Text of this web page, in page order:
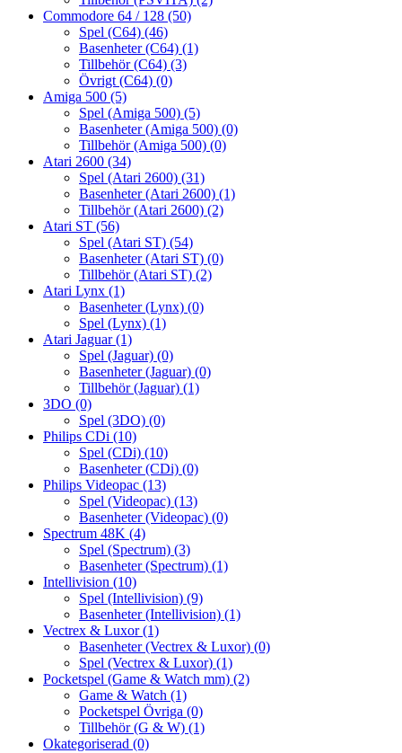
Commodore 64 / 128 (50)
Spel (C64) (46)
Basenheter (C64) (1)
Tillbehör (C64) (3)
Övrigt (C64) (0)
Amiga 500 (5)
Spel (Amiga 500) (5)
Basenheter (Amiga 500) (0)
Tillbehör (Amiga 500) (0)
Atari 2600 (34)
Spel (Atari 2600) (31)
Basenheter (Atari 2600) (1)
Tillbehör (Atari 2600) (2)
Atari ST (56)
Spel (Atari ST) (54)
Basenheter (Atari ST) (0)
Tillbehör (Atari ST) (2)
Atari Lynx (1)
Basenheter (Lynx) (0)
Spel (Lynx) (1)
Atari Jaguar(1)
Spel (Jaguar) (0)
Basenheter (Jaguar) (0)
Tillbehör (Jaguar) (1)
3DO (0)
Spel (3DO) (0)
Philips CDi (10)
Spel (CDi) (10)
Basenheter (CDi) (0)
Philips Videopac (13)
Spel (Videopac) (13)
Basenheter (Videopac) (0)
Spectrum 48K (4)
Spel (Spectrum) (3)
Basenheter (Spectrum) (1)
Intellivision (10)
Spel (Intellivision) (9)
Basenheter (Intellivision) (1)
Vectrex & Luxor(1)
Basenheter (Vectrex & Luxor) (0)
Spel (Vectrex & Luxor) (1)
Pocketspel (Game & Watch mm) (2)
Game & Watch (1)
Pocketspel Övriga (0)
Tillbehör (G & W) (1)
Okategoriserad (0)